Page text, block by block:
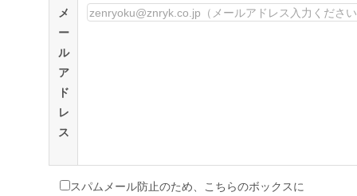
メ
ー
ル
ア
ド
レ
ス
スパムメール防止のため、こちらのボックスに